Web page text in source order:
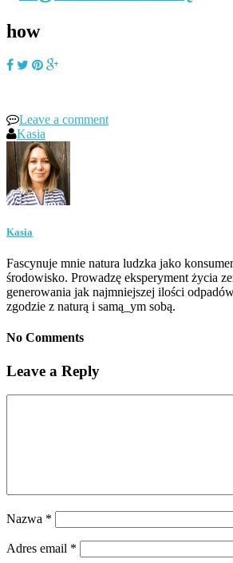
how
Leave a comment
Kasia
Kasia
Fascynuje mnie natura ludzka jako
środowisko. Prowadzę eksperyment życia
generowania jak najmniejszej ilości
zgodzie z naturą i samą_ym sobą.
No Comments
Leave a Reply
Nazwa *
Adres email *